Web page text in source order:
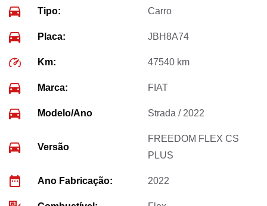
Tipo: Carro
Placa: JBH8A74
Km: 47540 km
Marca: FIAT
Modelo/Ano Strada / 2022
Versão
FREEDOM FLEX CS
PLUS
Ano Fabricação: 2022